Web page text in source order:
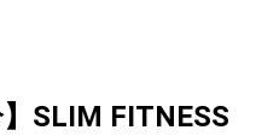
SLIM FITNESS